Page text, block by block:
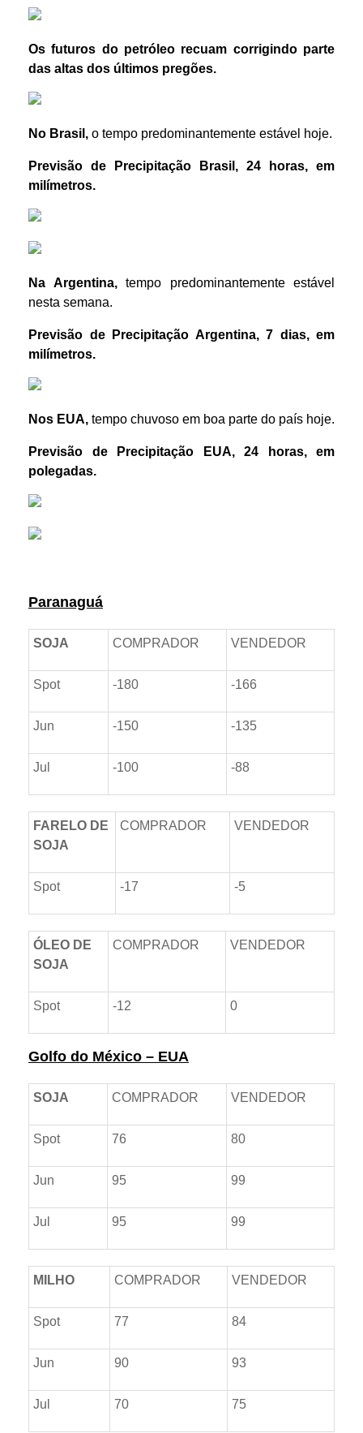
Os futuros do petróleo recuam corrigindo parte
das altas dos últimos pregões.
No Brasil, o tempo predominantemente estável hoje.
Previsão de Precipitação Brasil , 24 horas, em
milímetros.
Na Argentina,tempo predominantemente estável
nesta semana.
Previsão de Precipitação Argentina, 7 dias, em
milímetros.
Nos EUA, tempo chuvoso em boa parte do país hoje.
Previsão de Precipitação EUA, 24 horas, em
polegadas.
Paranaguá
SOJA COMPRADOR VENDEDOR
Spot -180 -166
Jun -150 -135
Jul -100 -88
FARELO DE
SOJA
COMPRADOR VENDEDOR
Spot -17 -5
ÓLEO DE
SOJA
COMPRADOR VENDEDOR
Spot -12 0
Golfo do México – EUA
SOJA COMPRADOR VENDEDOR
Spot 76 80
Jun 95 99
Jul 95 99
MILHO COMPRADOR VENDEDOR
Spot 77 84
Jun 90 93
Jul 70 75